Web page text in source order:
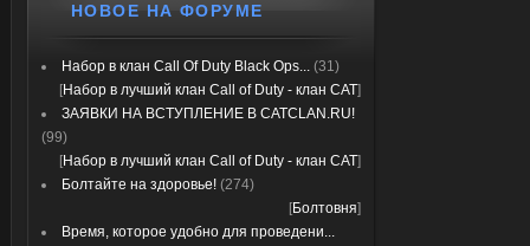
НОВОЕ НА ФОРУМЕ
Набор в клан Call Of Duty Black Ops... (31)
[Набор в лучший клан Call of Duty - клан CAT]
ЗАЯВКИ НА ВСТУПЛЕНИЕ В CATCLAN.RU!
(99)
[Набор в лучший клан Call of Duty - клан CAT]
Болтайте на здоровье! (274)
[Болтовня]
Время, которое удобно для проведени...